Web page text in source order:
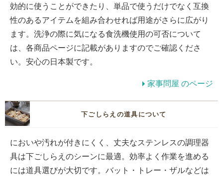
効的に使うことができたり、単品で使うだけでなく互換
性のあるアイテムを組み合わせれば用途がさらに広がり
ます。洗浄の際に気になる食洗機使用の可否について
は、各商品ページに記載がありますのでご確認くださ
い。安心の日本製です。
家事問屋 のページ
下ごしらえの道具について
においや汚れが付きにくく、丈夫なステンレスの調理器
具は下ごしらえのシーンに最適。効率よく作業を進める
には道具選びが大切です。バット・トレー・ザルなどは